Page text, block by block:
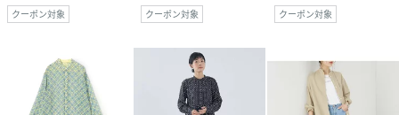
クーポン対象
クーポン対象
クーポン対象